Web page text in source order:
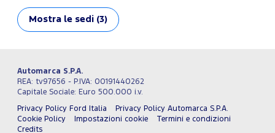
Mostra le sedi (3)
Automarca S.P.A.
REA: tv97656 - P.IVA: 00191440262
Capitale Sociale: Euro 500.000 i.v.
Privacy Policy Ford Italia
Privacy Policy Automarca S.P.A.
Cookie Policy
Impostazioni cookie
Termini e condizioni
Credits